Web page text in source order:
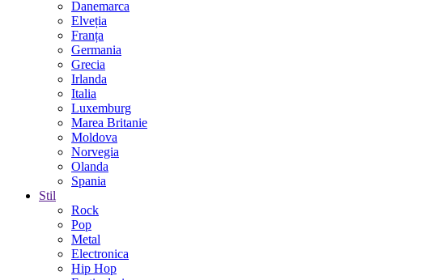
Danemarca
Elveția
Franța
Germania
Grecia
Irlanda
Italia
Luxemburg
Marea Britanie
Moldova
Norvegia
Olanda
Spania
Stil
Rock
Pop
Metal
Electronica
Hip Hop